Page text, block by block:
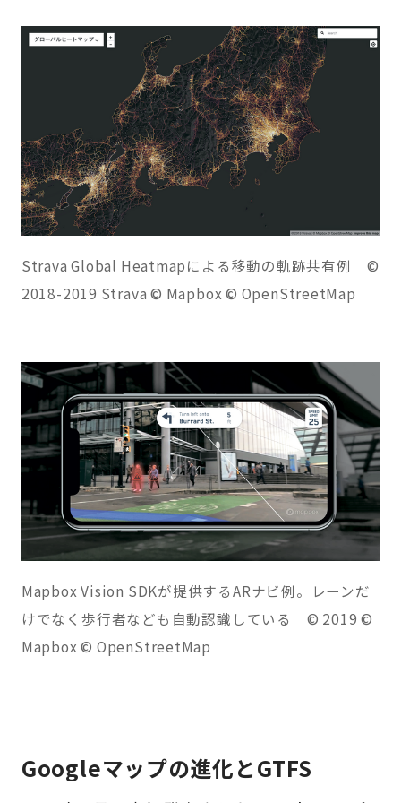
Strava Global Heatmapによる移動の軌跡共有例 ©
2018-2019 Strava © Mapbox © OpenStreetMap
Mapbox Vision SDKが提供するARナビ例。レーンだ
けでなく歩行者なども自動認識している © 2019 ©
Mapbox © OpenStreetMap
Googleマップの進化とGTFS